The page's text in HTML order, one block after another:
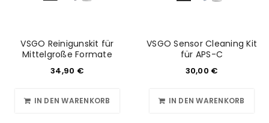
VSGO Reinigunskit für
Mittelgroße Formate
34,90 €
IN DEN WARENKORB
VSGO Sensor Cleaning Kit
für APS-C
30,00 €
IN DEN WARENKORB